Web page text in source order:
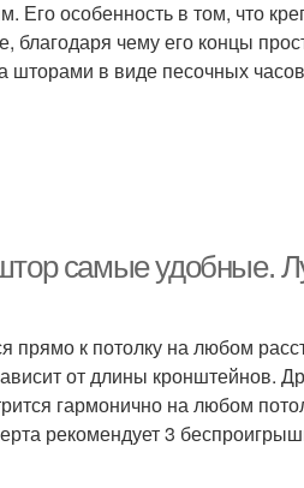
особенность в том, что
благодаря чему его концы
шторами в виде песочных
самые удобные.
прямо к потолку на любом
от длины кронштейнов.
гармонично на любом
рекомендует 3